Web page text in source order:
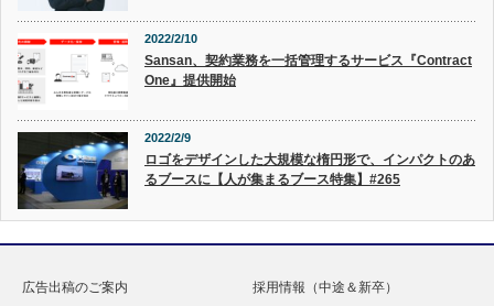
2022/2/10
Sansan、契約業務を一括管理するサービス『Contract
One』提供開始
2022/2/9
ロゴをデザインした大規模な楕円形で、インパクトのあ
るブースに【人が集まるブース特集】#265
広告出稿のご案内 採用情報（中途＆新卒）